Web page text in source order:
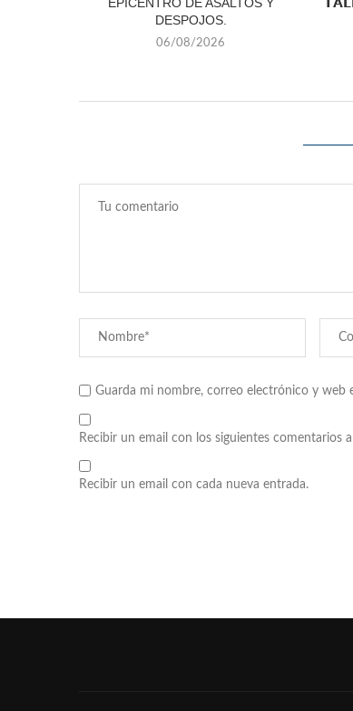
EPICENTRO DE ASALTOS Y
DESPOJOS.
06/08/2026
Guarda mi nombre, correo electrónico y web
Recibir un email con los siguientes comentarios
Recibir un email con cada nueva entrada.